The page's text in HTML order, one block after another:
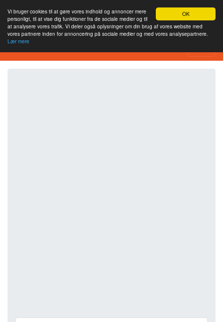
OK
Vi bruger cookies til at gøre vores indhold og annoncer mere
personligt, til at vise dig funktioner fra de sociale medier og til
at analysere vores trafik. Vi deler også oplysninger om din brug af vores website med
vores partnere inden for annoncering på sociale medier og med vores analysepartnere.
Lær mere
SEO Analytics